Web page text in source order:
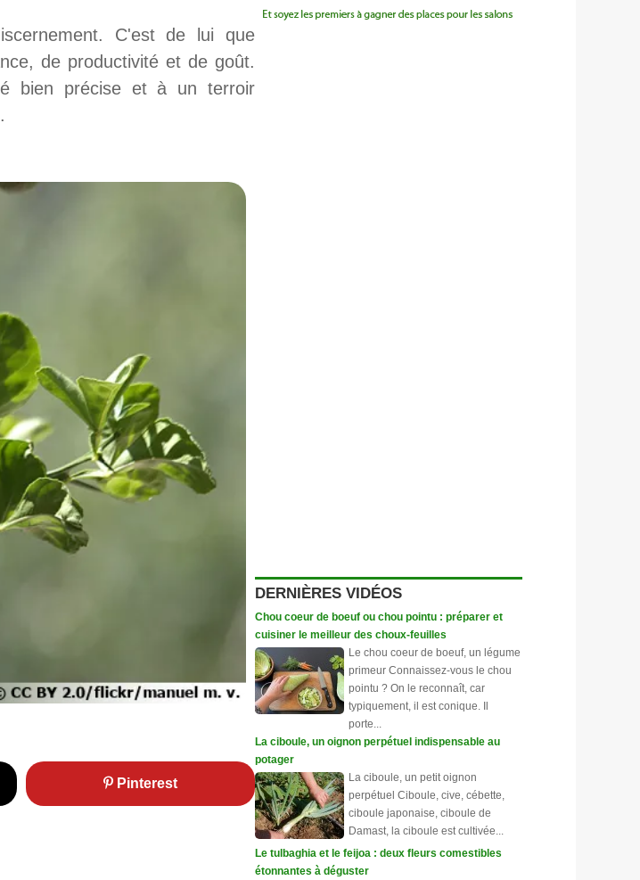
C'est de lui que
de productivité et de goût.
bien précise et à un terroir
Pinterest
DERNIÈRES VIDÉOS
Chou coeur de boeuf ou chou pointu : préparer et
cuisiner le meilleur des choux-feuilles
Le chou coeur de boeuf, un légume
primeur Connaissez-vous le chou
pointu ? On le reconnaît, car
typiquement, il est conique. Il
porte...
La ciboule, un oignon perpétuel indispensable au
potager
La ciboule, un petit oignon
perpétuel Ciboule, cive, cébette,
ciboule japonaise, ciboule de
Damast, la ciboule est cultivée...
Le tulbaghia et le feijoa : deux fleurs comestibles
étonnantes à déguster